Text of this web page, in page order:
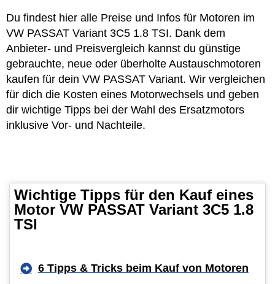
Du findest hier alle Preise und Infos für Motoren im
VW PASSAT Variant 3C5 1.8 TSI. Dank dem
Anbieter- und Preisvergleich kannst du günstige
gebrauchte, neue oder überholte Austauschmotoren
kaufen für dein VW PASSAT Variant. Wir vergleichen
für dich die Kosten eines Motorwechsels und geben
dir wichtige Tipps bei der Wahl des Ersatzmotors
inklusive Vor- und Nachteile.
Wichtige Tipps für den Kauf eines
Motor VW PASSAT Variant 3C5 1.8
TSI
6 Tipps & Tricks beim Kauf von Motoren